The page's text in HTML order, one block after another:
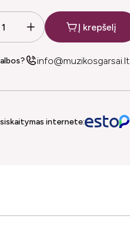
Į krepšelį
info@muzikosgarsai.lt
internete: